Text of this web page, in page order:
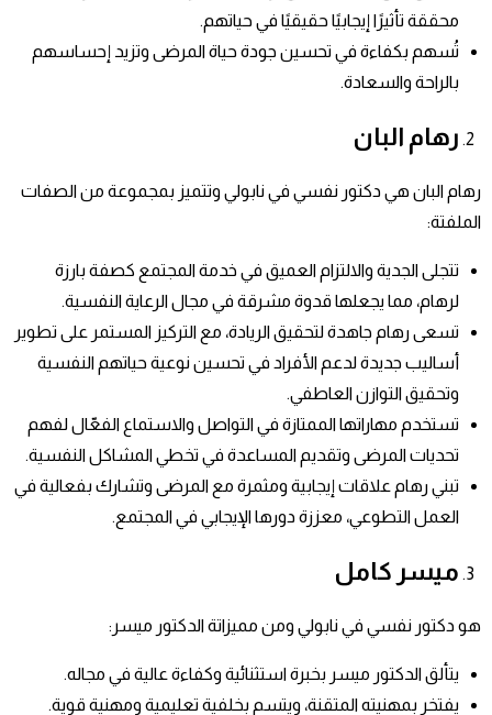
محققة تأثيرًا إيجابيًا حقيقيًا في حياتهم.
تُسهم بكفاءة في تحسين جودة حياة المرضى وتزيد إحساسهم
بالراحة والسعادة.
رهام البان
رهام البان هي دكتور نفسي في نابولي وتتميز بمجموعة من الصفات
الملفتة:
تتجلى الجدية والالتزام العميق في خدمة المجتمع كصفة بارزة
لرهام، مما يجعلها قدوة مشرقة في مجال الرعاية النفسية.
تسعى رهام جاهدة لتحقيق الريادة، مع التركيز المستمر على تطوير
أساليب جديدة لدعم الأفراد في تحسين نوعية حياتهم النفسية
وتحقيق التوازن العاطفي.
تستخدم مهاراتها الممتازة في التواصل والاستماع الفعّال لفهم
تحديات المرضى وتقديم المساعدة في تخطي المشاكل النفسية.
تبني رهام علاقات إيجابية ومثمرة مع المرضى وتشارك بفعالية في
العمل التطوعي، معززة دورها الإيجابي في المجتمع.
ميسر كامل
هو دكتور نفسي في نابولي ومن مميزاتة الدكتور ميسر:
يتألق الدكتور ميسر بخبرة استثنائية وكفاءة عالية في مجاله.
يفتخر بمهنيته المتقنة، ويتسم بخلفية تعليمية ومهنية قوية.